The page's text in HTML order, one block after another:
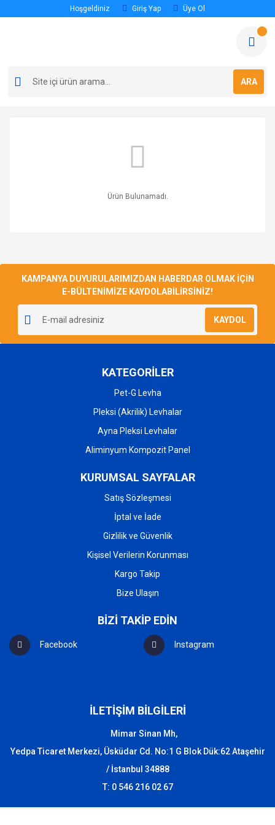
Hoşgeldiniz Giriş Yap Üye Ol
ARA
Ürün Bulunamadı.
KAMPANYA DUYURULARIMIZDAN HABERDAR OLMAK İÇİN
E-BÜLTENİMİZE KAYDOLABİLİRSİNİZ!
KAYDOL
KATEGORİLER
Pet-G Levha
Pleksi (Akrilik) Levhalar
Ayna Pleksi Levhalar
Aliminyum Kompozit Panel
KURUMSAL SAYFALAR
Satış Sözleşmesi
İptal ve İade
Gizlilik ve Güvenlik
Kişisel Verilerin Korunması
Kargo Takip
Bize Ulaşın
BİZİ TAKİP EDİN
Facebook Instagram
İLETİŞİM BİLGİLERİ
Mimar Sinan Mh,
Yedpa Ticaret Merkezi, Üsküdar Cd. No:1 G Blok Dük:62 Ataşehir
/ İstanbul 34888
T: 0 546 216 02 67